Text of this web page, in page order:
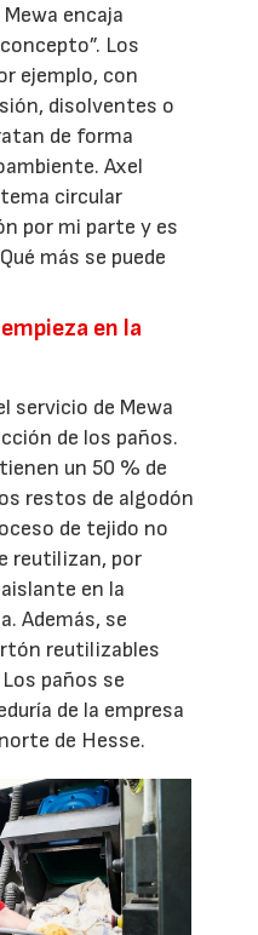
encaja
Los
ejemplo, con
disolventes o
de forma
Axel
circular
por mi parte y es
más se puede
en la
servicio de Mewa
de los paños.
un 50 % de
restos de algodón
de tejido no
reutilizan, por
en la
Además, se
reutilizables
paños se
de la empresa
de Hesse.